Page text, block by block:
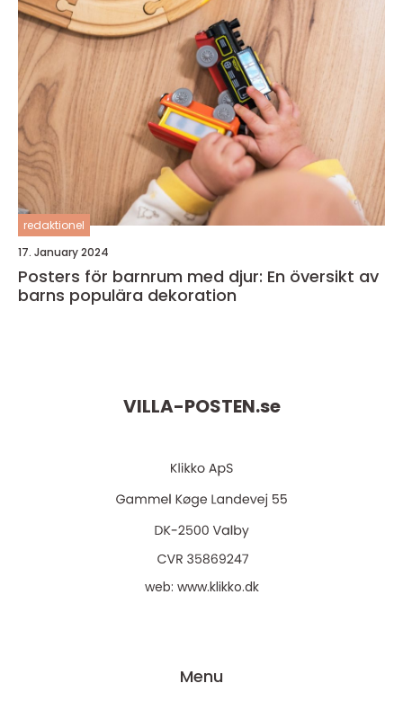
redaktionel
17. January 2024
Posters för barnrum med djur: En översikt av
barns populära dekoration
VILLA-POSTEN.se
web: www.klikko.dk
Menu